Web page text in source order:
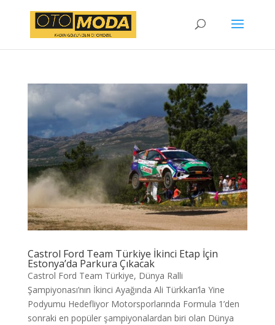
Castrol Ford Team Türkiye İkinci Etap İçin
Estonya’da Parkura Çıkacak
Castrol Ford Team Türkiye, Dünya Ralli
Şampiyonası’nın İkinci Ayağında Ali Türkkan’la Yine
Podyumu Hedefliyor Motorsporlarında Formula 1’den
sonraki en popüler şampiyonalardan biri olan Dünya